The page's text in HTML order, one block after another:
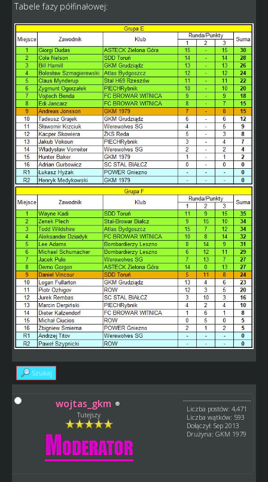
Tabele fazy półfinałowej:
Szukaj
wojtas_gkm
Tutejszy
Liczba postów: 4,471
Liczba wątków: 593
Dołączył: Sep 2013
Drużyna: GKM 1979